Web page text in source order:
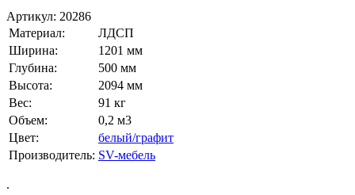
Артикул: 20286
Материал:
ЛДСП
Ширина:
1201 мм
Глубина:
500 мм
Высота:
2094 мм
Вес:
91 кг
Объем:
0,2 м3
Цвет:
белый/графит
Производитель: SV-мебель
.